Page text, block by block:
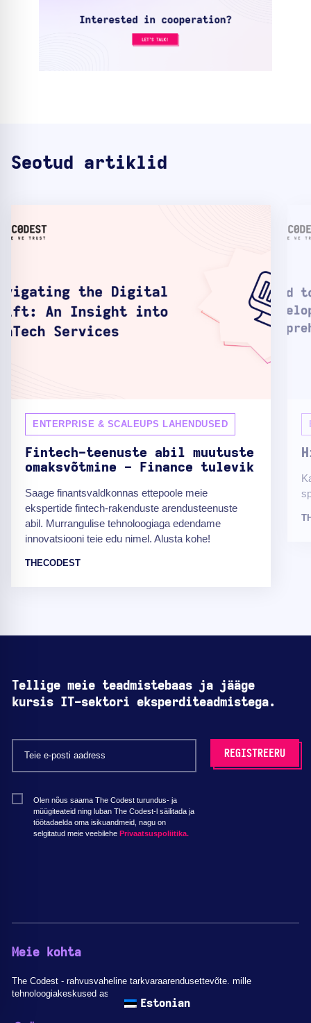
Seotud artiklid
ENTERPRISE & SCALEUPS LAHENDUSED
Fintech-teenuste abil muutuste
omaksvõtmine - Finance tulevik
Saage finantsvaldkonnas ettepoole meie
ekspertide fintech-rakenduste arendusteenuste
abil. Murrangulise tehnoloogiaga edendame
innovatsiooni teie edu nimel. Alusta kohe!
THECODEST
Tellige meie teadmistebaas ja jääge
kursis IT-sektori eksperditeadmistega.
Olen nõus saama The Codest turundus- ja
müügiteateid ning luban The Codest-l säilitada ja
töötadaelda oma isikuandmeid, nagu on
selgitatud meie veebilehe Privaatsuspoliitika.
Meie kohta
The Codest - rahvusvaheline tarkvaraarendusettevõte, mille
tehnoloogiakeskused asuvad Poolas.
Estonian